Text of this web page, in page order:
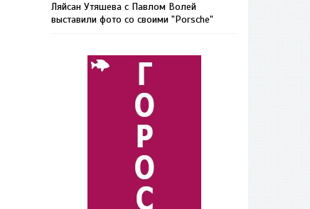
Ляйсан Утяшева с Павлом Волей
выставили фото со своими "Porsche"